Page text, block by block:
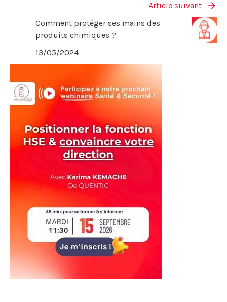
Article suivant
Comment protéger ses mains des
produits chimiques ?
13/05/2024